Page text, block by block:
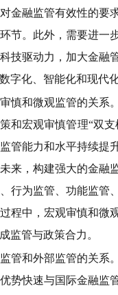
金融监管有效性的要
节。此外，需要进一
技驱动力，加大金融
字化、智能化和现代
和微观监管的关系。
和宏观审慎管理“双
管能力和水平持续提
来，构建强大的金融
行为监管、功能监管
程中，宏观审慎和微
监管与政策合力。
和外部监管的关系。
势快速与国际金融监